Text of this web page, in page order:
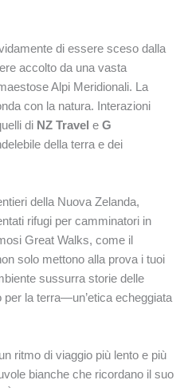
di essere sceso dalla
accolto da una vasta
Alpi Meridionali. La
con la natura. Interazioni
di NZ Travel eG
della terra e dei
della Nuova Zelanda,
rifugi per camminatori in
Great Walks, come il
solo mettono alla prova i tuoi
sussurra storie delle
la terra—un’etica echeggiata
ritmo di viaggio più lento e più
bianche che ricordano il suo